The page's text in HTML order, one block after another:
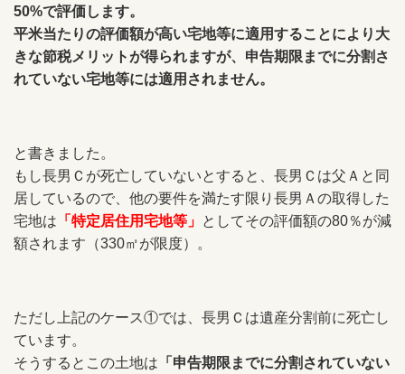
50%で評価します。
平米当たりの評価額が高い宅地等に適用することにより大
きな節税メリットが得られますが、申告期限までに分割さ
れていない宅地等には適用されません。
と書きました。
もし長男Ｃが死亡していないとすると、長男Ｃは父Ａと同
居しているので、他の要件を満たす限り長男Ａの取得した
宅地は 「 特定居住用宅地等」 としてその評価額の80％が減
額されます（330㎡が限度）。
ただし上記のケース①では、長男Ｃは遺産分割前に死亡し
ています。
そうするとこの土地は 「 申告期限までに分割されていない